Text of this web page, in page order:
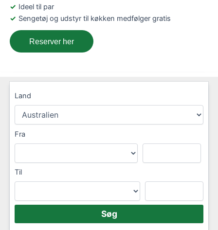
Ideel til par
Sengetøj og udstyr til køkken medfølger gratis
Reserver her
Land
Fra
Til